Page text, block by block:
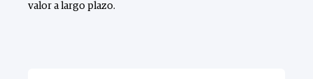
valor a largo plazo.